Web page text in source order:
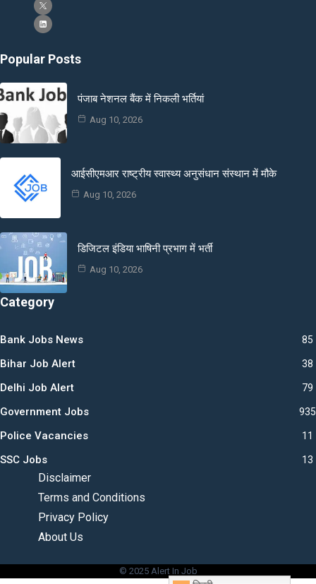
Popular Posts
पंजाब नेशनल बैंक में निकली भर्तियां
Aug 10, 2026
आईसीएमआर राष्ट्रीय स्वास्थ्य अनुसंधान संस्थान में मौके
Aug 10, 2026
डिजिटल इंडिया भाषिनी प्रभाग में भर्ती
Aug 10, 2026
Category
Bank Jobs News 85
Bihar Job Alert 38
Delhi Job Alert 79
Government Jobs 935
Police Vacancies 11
SSC Jobs 13
Disclaimer
Terms and Conditions
Privacy Policy
About Us
© 2025 Alert In Job